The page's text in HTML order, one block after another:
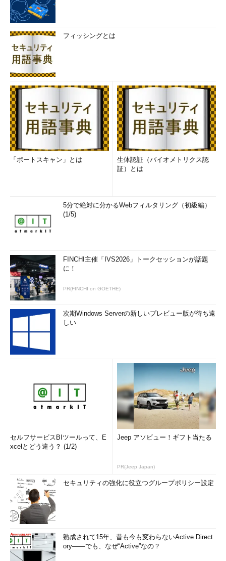
フィッシングとは
「ポートスキャン」とは
生体認証（バイオメトリクス認
証）とは
5分で絶対に分かるWebフィルタリング（初級編）
(1/5)
FINCHI主催「IVS2026」トークセッションが話題
に！
PR(FINCHI on GOETHE)
次期Windows Serverの新しいプレビュー版が待ち遠
しい
セルフサービスBIツールって、E
xcelとどう違う？ (1/2)
Jeep アソビュー！ギフト当たる
PR(Jeep Japan)
セキュリティの強化に役立つグループポリシー設定
熟成されて15年、昔も今も変わらないActive Direct
ory――でも、なぜ“Active”なの？